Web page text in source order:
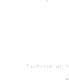
پنل اس ام اس/